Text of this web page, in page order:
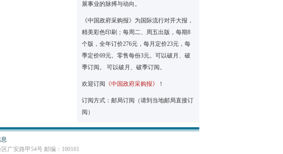
展事业的脉搏与动向。
《中国政府采购报》为国际流行对开大报，
精美彩色印刷；每周二、周五出版，每期8
个版，全年订价276元，每月定价23元，每
季定价69元。零售每份3元。可以破月、破
季订阅。 可以破月、破季订阅。
欢迎订阅 《中国政府采购报》 ！
订阅方式：邮局订阅（请到当地邮局直接订
阅）
广安路甲54号 邮编：100161